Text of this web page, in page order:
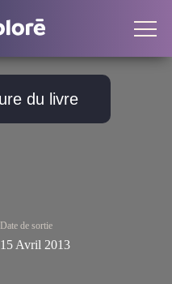
Date de sortie
15 Avril 2013